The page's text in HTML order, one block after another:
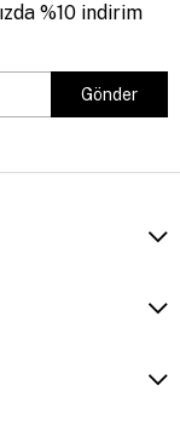
%10 indirim
Gönder